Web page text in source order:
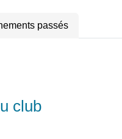
passés
club